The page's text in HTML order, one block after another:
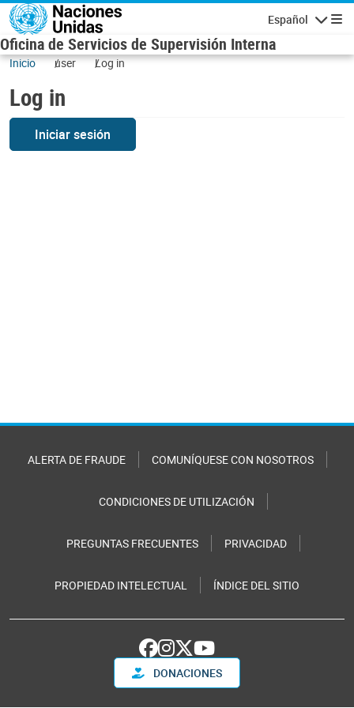
Skip to main content
Español
Oficina de Servicios de Supervisión Interna
Inicio user Log in
Log in
Iniciar sesión
ALERTA DE FRAUDE COMUNÍQUESE CON NOSOTROS
CONDICIONES DE UTILIZACIÓN
PREGUNTAS FRECUENTES PRIVACIDAD
PROPIEDAD INTELECTUAL ÍNDICE DEL SITIO
DONACIONES